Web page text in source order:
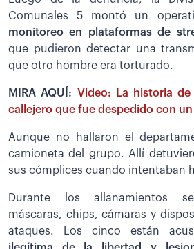
Comunales 5 montó un
monitoreo en plataformas de
que pudieron detectar una
que otro hombre era torturado.
MIRA AQUÍ: Video: La historia
callejero que fue despedido con
Aunque no hallaron el
camioneta del grupo. Allí
sus cómplices cuando intentaban
Durante los allanamientos
máscaras, chips, cámaras y
ataques. Los cinco están